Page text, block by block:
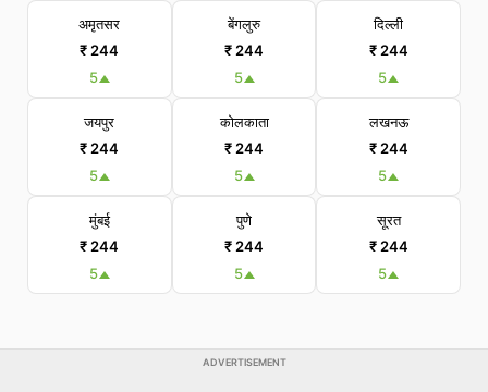
अमृतसर
₹ 244
5
बेंगलुरु
₹ 244
5
दिल्ली
₹ 244
5
जयपुर
₹ 244
5
कोलकाता
₹ 244
5
लखनऊ
₹ 244
5
मुंबई
₹ 244
5
पुणे
₹ 244
5
सूरत
₹ 244
5
ADVERTISEMENT